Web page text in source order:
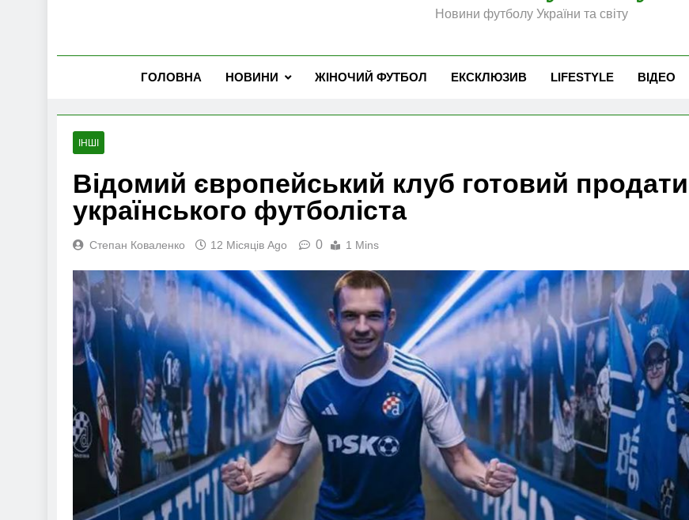
Новини футболу України та світу
ГОЛОВНА НОВИНИ ЖІНОЧИЙ ФУТБОЛ ЕКСКЛЮЗИВ LIFESTYLE ВІДЕО
ІНШІ
Відомий європейський клуб готовий продати
українського футболіста
Степан Коваленко 12 Місяців Ago 0 1 Mins